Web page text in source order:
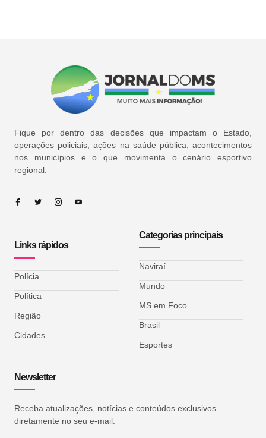
Fique por dentro das decisões que impactam o Estado,
operações policiais, ações na saúde pública, acontecimentos
nos municípios e o que movimenta o cenário esportivo
regional.
Links rápidos
Polícia
Política
Região
Cidades
Categorias principais
Naviraí
Mundo
MS em Foco
Brasil
Esportes
Newsletter
Receba atualizações, notícias e conteúdos exclusivos
diretamente no seu e-mail.